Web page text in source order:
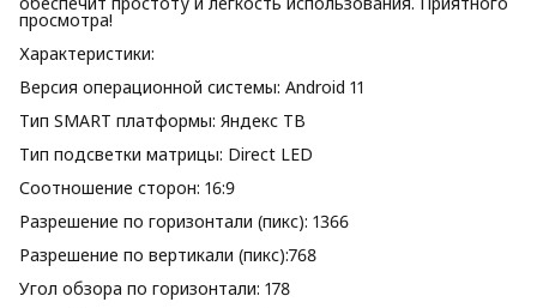
просмотра!
Характеристики:
Версия операционной системы: Android 11
Тип SMART платформы: Яндекс ТВ
Тип подсветки матрицы: Direct LED
Соотношение сторон: 16:9
Разрешение по горизонтали (пикс): 1366
Разрешение по вертикали (пикс):768
Угол обзора по горизонтали: 178